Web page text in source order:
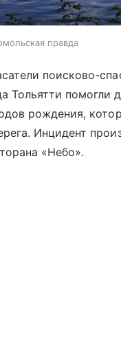
правда
поисково-
Тольятти помогли
рождения,
Инцидент
«Небо».